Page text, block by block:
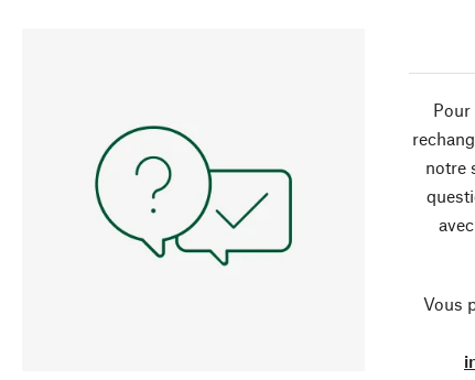
Pour
notre
Vous